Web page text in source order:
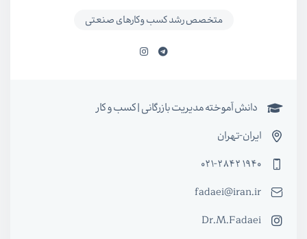
متخصص رشد کسب وکارهای صنعتی
دانش آموخته مدیریت بازرگانی | کسب و کار
ایران-تهران
021-2842 1940
fadaei@iran.ir
Dr.M.Fadaei